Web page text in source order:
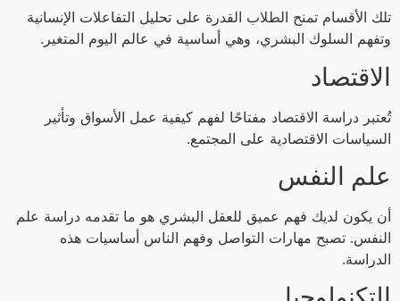
تلك الأقسام تمنح الطلاب القدرة على تحليل التفاعلات الإنسانية
وتفهم السلوك البشري، وهي أساسية في عالم اليوم المتغير.
الاقتصاد
تُعتبر دراسة الاقتصاد مفتاحًا لفهم كيفية عمل الأسواق وتأثير
السياسات الاقتصادية على المجتمع.
علم النفس
أن يكون لديك فهم عميق للعقل البشري هو ما تقدمه دراسة علم
النفس. تصبح مهارات التواصل وفهم الناس أساسيات هذه
الدراسة.